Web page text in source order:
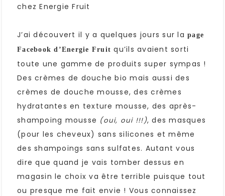
chez Energie Fruit
J’ai découvert il y a quelques jours sur la page
Facebook d’Energie Fruit qu’ils avaient sorti
toute une gamme de produits super sympas !
Des crèmes de douche bio mais aussi des
crèmes de douche mousse, des crèmes
hydratantes en texture mousse, des après-
shampoing mousse (oui, oui !!!), des masques
(pour les cheveux) sans silicones et même
des shampoings sans sulfates. Autant vous
dire que quand je vais tomber dessus en
magasin le choix va être terrible puisque tout
ou presque me fait envie ! Vous connaissez